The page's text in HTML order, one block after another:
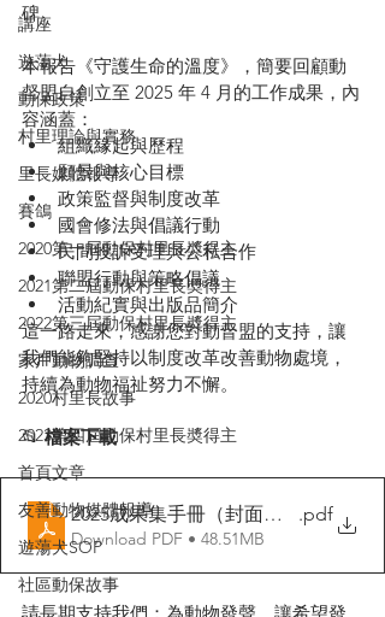
講座
遊蕩犬
動保政策
村里理論與實務
里長媒體報導
賽鴿
2020第一屆動保村里長奬得主
2021第二屆動保村里長奬得主
2022第三屆動保村里長奬得主
家戶動物調查
2020村里長故事
2023第四屆動保村里長奬得主
首頁文章
友善動物媒體報導
遊蕩犬SOP
社區動保故事
碑。
本報告《守護生命的溫度》，簡要回顧動
督盟自創立至 2025 年 4 月的工作成果，內
容涵蓋：
組織緣起與歷程
願景與核心目標
政策監督與制度改革
國會修法與倡議行動
民間投訴受理與公私合作
聯盟行動與策略倡議
活動紀實與出版品簡介
這一路走來，感謝您對動督盟的支持，讓
我們能夠堅持以制度改革改善動物處境，
持續為動物福祉努力不懈。
📂 檔案下載
2025成果集手冊（封面）定稿版
.pdf
Download PDF • 48.51MB